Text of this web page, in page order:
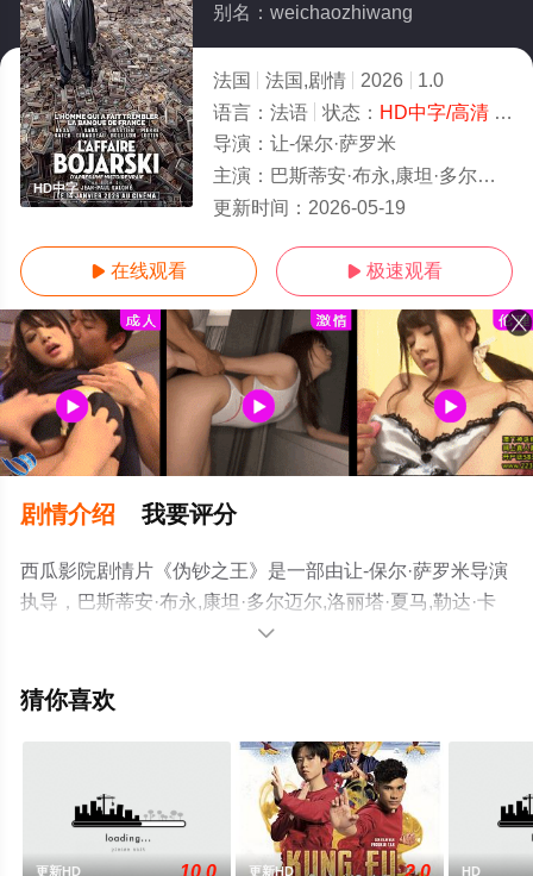
HD中字
别名：weichaozhiwang
法国 法国,剧情 2026
1.0
语言： 法语 状态： HD中字/高清- 免费在线观看
导演： 让-保尔·萨罗米
主演： 巴斯蒂安·布永,康坦·多尔迈尔,洛丽塔·夏马,勒达·卡代布,弗兰西斯·莱珀雷,萨拉·吉罗多,奥利维尔·卢斯托,弗朗索
更新时间： 2026-05-19
 在线观看  极速观看
剧情介绍 我要评分
西瓜影院剧情片《伪钞之王》是一部由让-保尔·萨罗米导演
执导，巴斯蒂安·布永,康坦·多尔迈尔,洛丽塔·夏马,勒达·卡
代布,弗兰西斯·莱珀雷,萨拉·吉罗多,奥利维尔·卢斯托,弗朗
影，手机免费观看高清未删减完整版电影大全就上西瓜影

猜你喜欢
更新HD 10.0 更新HD 2.0 HD